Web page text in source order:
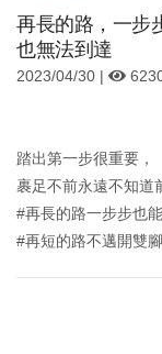
再長的路，一步
也無法到達
2023/04/30 |
踏出第一步很重要，
裹足不前永遠不知道
#再長的路一步步也
#再短的路不邁開雙